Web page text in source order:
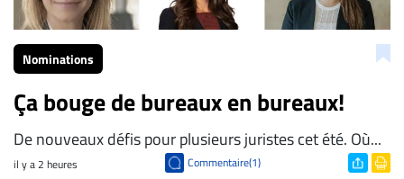
Nominations
Ça bouge de bureaux en bureaux!
De nouveaux défis pour plusieurs juristes cet été. Où...
il y a 2 heures Commentaire(1)